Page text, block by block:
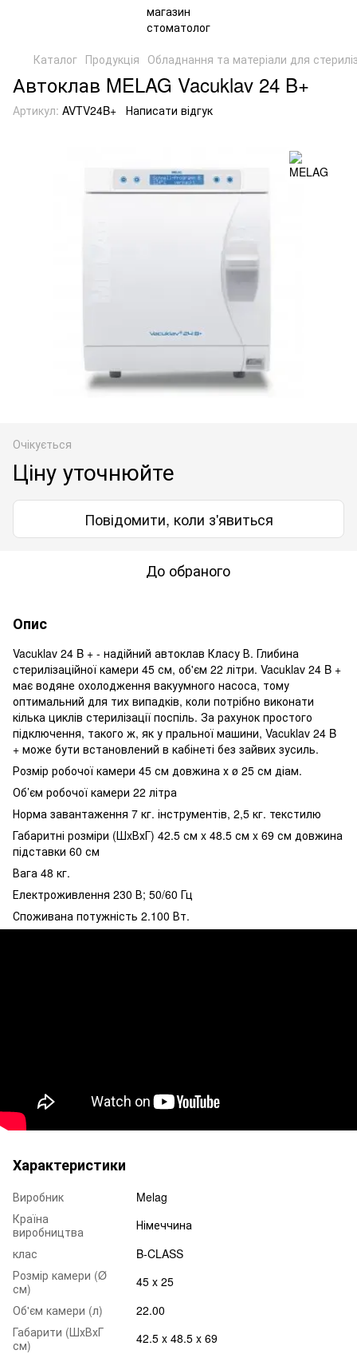
Каталог Продукція Обладнання та матеріали для
Автоклав MELAG Vacuklav 24 B+
Артикул: AVTV24B+ Написати відгук
Очікується
Ціну уточнюйте
Повідомити, коли з'явиться
До обраного
Опис
Vacuklav 24 B + - надійний автоклав Класу В. Глибина
стерилізаційної камери 45 см, об'єм 22 літри. Vacuklav 24 B +
має водяне охолодження вакуумного насоса, тому
оптимальний для тих випадків, коли потрібно виконати
кілька циклів стерилізації поспіль. За рахунок простого
підключення, такого ж, як у пральної машини, Vacuklav 24 B
+ може бути встановлений в кабінеті без зайвих зусиль.
Розмір робочої камери 45 см довжина х ø 25 см діам.
Об’єм робочої камери 22 літра
Норма завантаження 7 кг. інструментів, 2,5 кг. текстилю
Габаритні розміри (ШxВхГ) 42.5 см x 48.5 см x 69 см довжина
підставки 60 см
Вага 48 кг.
Електроживлення 230 В; 50/60 Гц
Споживана потужність 2.100 Вт.
Характеристики
Виробник
Melag
Країна
виробництва
Німеччина
клас
B-CLASS
Розмір камери (Ø
см)
45 x 25
Об'єм камери (л)
22.00
Габарити (ШхВхГ
см)
42.5 x 48.5 x 69